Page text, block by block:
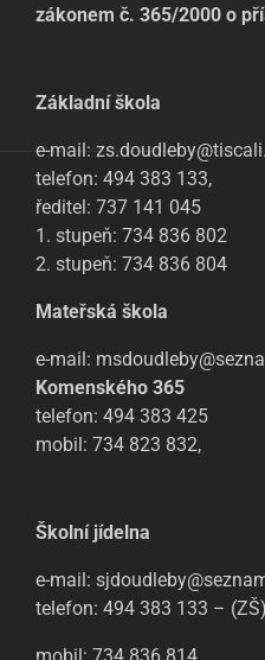
zákonem č. 365/2000 o
Základní škola
e-mail:
telefon: 494 383 133,
ředitel: 737 141 045
1. stupeň: 734 836 802
2. stupeň: 734 836 804
Mateřská škola
e-mail:
Komenského 365
telefon: 494 383 425
mobil: 734 823 832,
Školní jídelna
e-mail:
telefon: 494 383 133 –